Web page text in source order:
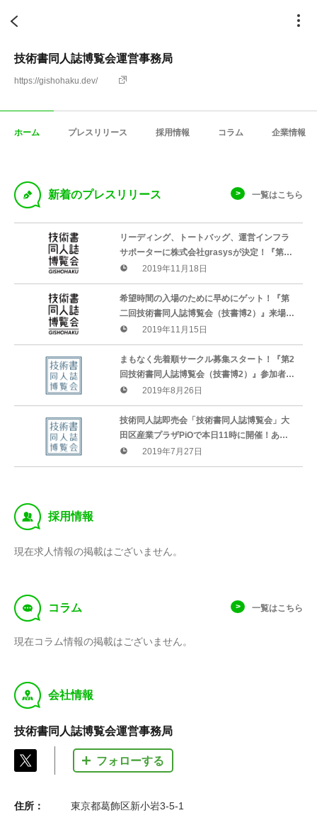
技術書同人誌博覧会運営事務局
https://gishohaku.dev/
ホーム プレスリリース 採用情報 コラム 企業情報
D 新着のプレスリリース 一覧はこちら
リーディング、トートバッグ、運営インフラ
サポーターに株式会社grasysが決定！『第二
回 技術書同人誌博覧会』協賛企業10社決定の
ご報告
2019年11月18日
希望時間の入場のために早めにゲット！『第
二回技術書同人誌博覧会（技書博2）』来場予
約チケット配布スタート！
2019年11月15日
まもなく先着順サークル募集スタート！『第2
回技術書同人誌博覧会（技書博2）』参加者募
集開始のお知らせ
2019年8月26日
技術同人誌即売会「技術書同人誌博覧会」大
田区産業プラザPiOで本日11時に開催！あた
らしい技術同人誌コミュニティのスタート！
2019年7月27日
‰ 採用情報
現在求人情報の掲載はございません。
f コラム 一覧はこちら
現在コラム情報の掲載はございません。
y 会社情報
技術書同人誌博覧会運営事務局
フォローする
住所： 東京都葛飾区新小岩3-5-1